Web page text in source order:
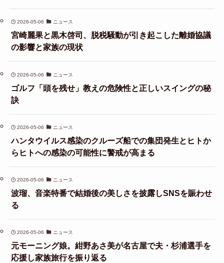
2026-05-06 ニュース
宮崎麗果と黒木啓司、脱税騒動が引き起こした離婚協議
の影響と家族の現状
2026-05-06 ニュース
ゴルフ「頭を残せ」教えの危険性と正しいスイングの秘
訣
2026-05-06 ニュース
ハンタウイルス感染のクルーズ船での集団発生とヒトか
らヒトへの感染の可能性に警戒が高まる
2026-05-06 ニュース
波瑠、音楽特番で結婚後の美しさを披露しSNSを賑わせ
る
2026-05-06 ニュース
元モーニング娘。紺野あさ美が名古屋で夫・杉浦選手を
応援し家族旅行を振り返る